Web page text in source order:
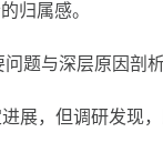
归属感。
问题与深层原因剖
展，但调研发现